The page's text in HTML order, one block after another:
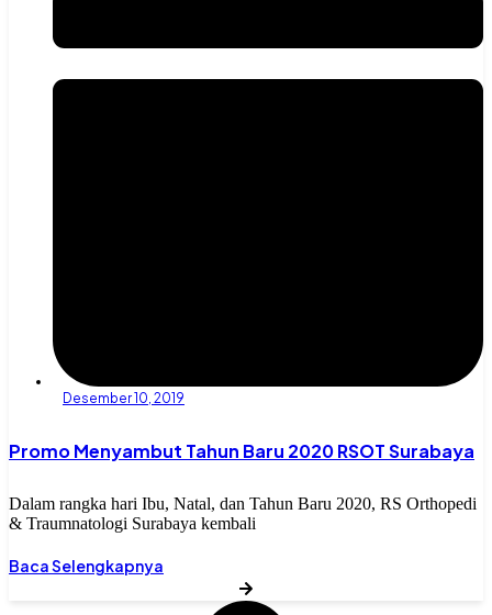
Desember 10, 2019
Promo Menyambut Tahun Baru 2020 RSOT Surabaya
Dalam rangka hari Ibu, Natal, dan Tahun Baru 2020, RS Orthopedi
& Traumnatologi Surabaya kembali
Baca Selengkapnya